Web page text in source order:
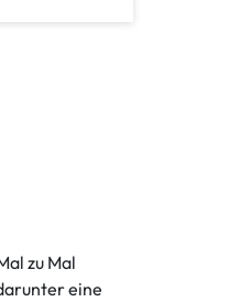
zu Mal
eine